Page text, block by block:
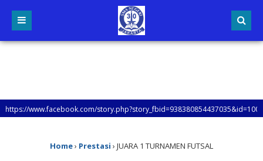
Home› Prestasi › JUARA 1 TURNAMEN FUTSAL